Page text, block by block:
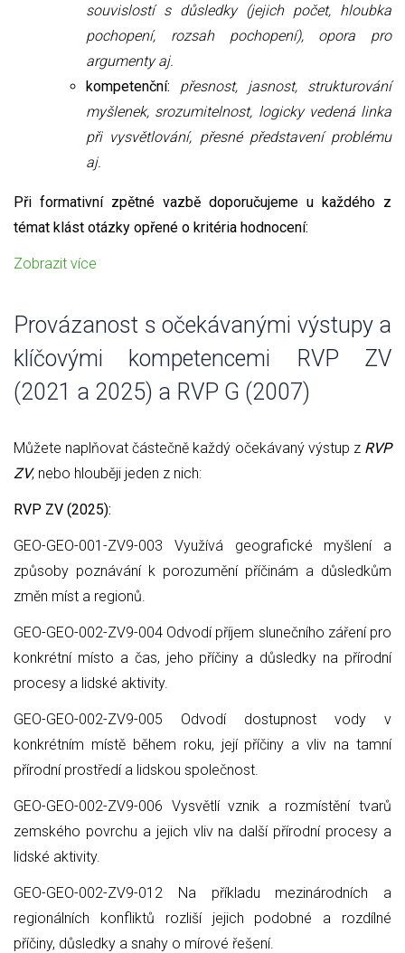
souvislostí s důsledky (jejich počet, hloubka
pochopení, rozsah pochopení), opora pro
argumenty aj.
kompetenční:
přesnost, jasnost, strukturování
myšlenek, srozumitelnost, logicky vedená linka
při vysvětlování, přesné představení problému
aj.
Při formativní zpětné vazbě doporučujeme u každého z
témat klást otázky opřené o kritéria hodnocení:
Zobrazit více
Provázanost s očekávanými výstupy a
klíčovými kompetencemi RVP ZV
(2021 a 2025) a RVP G (2007)
Můžete naplňovat částečně každý očekávaný výstup z RVP
ZV, nebo hlouběji jeden z nich:
RVP ZV (2025):
GEO-GEO-001-ZV9-003 Využívá geografické myšlení a
způsoby poznávání k porozumění příčinám a důsledkům
změn míst a regionů.
GEO-GEO-002-ZV9-004 Odvodí příjem slunečního záření pro
konkrétní místo a čas, jeho příčiny a důsledky na přírodní
procesy a lidské aktivity.
GEO-GEO-002-ZV9-005 Odvodí dostupnost vody v
konkrétním místě během roku, její příčiny a vliv na tamní
přírodní prostředí a lidskou společnost.
GEO-GEO-002-ZV9-006 Vysvětlí vznik a rozmístění tvarů
zemského povrchu a jejich vliv na další přírodní procesy a
lidské aktivity.
GEO-GEO-002-ZV9-012 Na příkladu mezinárodních a
regionálních konfliktů rozliší jejich podobné a rozdílné
příčiny, důsledky a snahy o mírové řešení.